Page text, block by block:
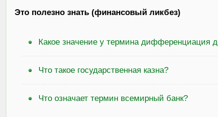
Это полезно знать (финансовый ликбез)
Какое значение у термина дифференциация
Что такое государственная казна?
Что означает термин всемирный банк?